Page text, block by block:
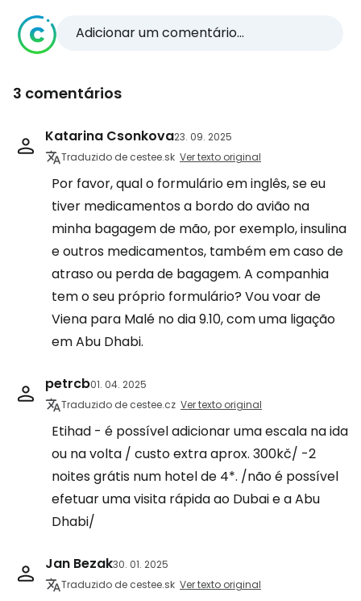
Adicionar um comentário...
3 comentários
Katarina Csonkova23. 09. 2025
Traduzido de cestee.sk Ver texto original
Por favor, qual o formulário em inglês, se eu
tiver medicamentos a bordo do avião na
minha bagagem de mão, por exemplo, insulina
e outros medicamentos, também em caso de
atraso ou perda de bagagem. A companhia
tem o seu próprio formulário? Vou voar de
Viena para Malé no dia 9.10, com uma ligação
em Abu Dhabi.
petrcb01. 04. 2025
Traduzido de cestee.cz Ver texto original
Etihad - é possível adicionar uma escala na ida
ou na volta / custo extra aprox. 300kč/ -2
noites grátis num hotel de 4*. /não é possível
efetuar uma visita rápida ao Dubai e a Abu
Dhabi/
Jan Bezak30. 01. 2025
Traduzido de cestee.sk Ver texto original